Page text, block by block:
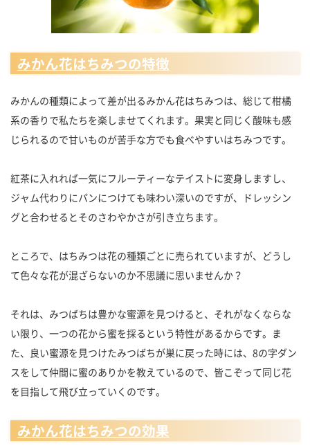
みかん花はちみつの特徴
みかんの種類によって差が出るみかん花はちみつは、総じて柑橘
系の香りで私たちを楽しませてくれます。果実と同じく酸味も感
じられるので甘いものが苦手な方でも食べやすいはちみつです。
紅茶に入れれば一気にフルーティーなテイストに変身しますし、
ジャム代わりにパンにつけても味わい深いのですが、ドレッシン
グと合わせるとそのさわやかさが引き立ちます。
ところで、はちみつは花の種類ごとに売られていますが、どうし
て色々な花が混ざらないのか不思議に思いませんか？
それは、みつばちは豊かな蜜源を見つけると、それがなくならな
い限り、一つの花から蜜を採るという特性があるからです。ま
た、良い蜜源を見つけたみつばちが巣に戻った時には、8の字ダン
スをして仲間に蜜のありかを教えているので、皆こぞって同じ花
を目指して飛び立っていくのです。
みかん花はちみつの効果